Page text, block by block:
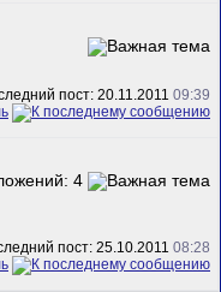
пост: 20.11.2011 09:39
пост: 25.10.2011 08:28